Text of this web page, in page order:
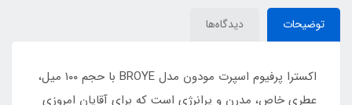
توضیحات دیدگاه‌ها
اکسترا پرفیوم اسپرت مودون مدل BROYE با حجم ۱۰۰ میل،
عطری خاص، مدرن و پرانرژی است که برای آقایان امروزی